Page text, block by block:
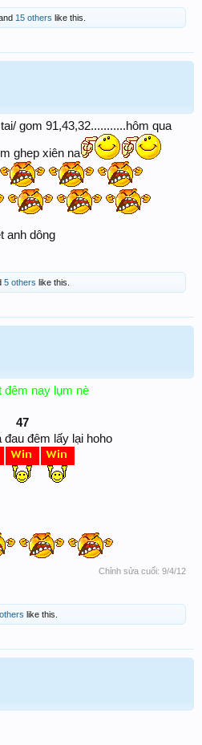
15 others like this.
gom 91,43,32...........hôm qua
ghep xiên na
anh dông
5 others like this.
đêm nay lụm nè​
47
đêm lấy lại hoho
Chỉnh sửa cuối: 9/4/12
like this.